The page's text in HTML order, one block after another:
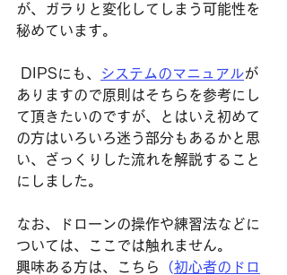
が、ガラりと変化してしまう可能性を
秘めています。
DIPSにも、 システムのマニュアルが
ありますので原則はそちらを参考にし
て頂きたいのですが、とはいえ初めて
の方はいろいろ迷う部分もあるかと思
い、ざっくりした流れを解説すること
にしました。
なお、ドローンの操作や練習法などに
ついては、ここでは触れません。
興味ある方は、こちら
（初心者のドロ